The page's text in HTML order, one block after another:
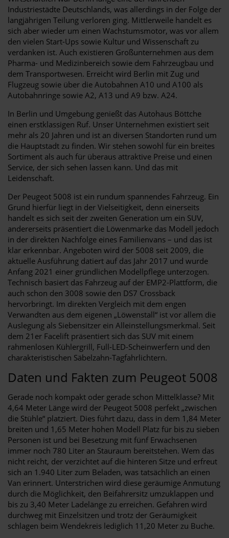
Industriestädte Deutschlands, was allerdings in der Folge der
langjährigen Teilung verloren ging. Mittlerweile handelt es
sich aber wieder um einen Wachstumsmotor, was vor allem
den vielen Start-Ups sowie Kultur und Wissenschaft zu
verdanken ist. Auch existieren Großunternehmen aus dem
Pharma- und Medizinbereich sowie dem Fahrzeugbau und
dem Transportwesen. Erreicht wird Berlin mit Zug und
Flugzeug sowie über die Autobahnen A10 und A100 als
Autobahnringe sowie A2, A13 und A9 bzw. A24.
In Berlin und Umgebung genießt das Autohaus Böttche
einen erstklassigen Ruf. Unser Unternehmen existiert seit
mehr als 20 Jahren und ist an diversen Standorten rund um
die Hauptstadt zu finden. Wir stehen sowohl für ein breites
Sortiment als auch für überaus attraktive Preise und einen
Service, der sich sehen lassen kann. Und das mit
Leidenschaft.
Der Peugeot 5008 ist ein rundum spannendes Fahrzeug. Ein
Grund hierfür liegt in der Vielseitigkeit, denn einerseits
handelt es sich seit der zweiten Generation um ein SUV,
andererseits präsentiert die Löwenmarke das Modell jedoch
in der direkten Nachfolge eines Familienvans – und das ist
klar erkennbar. Angeboten wird der 5008 seit 2009, die
aktuelle Ausführung datiert auf das Jahr 2017 und wurde
Anfang 2021 einer gründlichen Modellpflege unterzogen.
Technisch basiert das Fahrzeug auf der EMP2-Plattform, die
auch schon den 3008 sowie den DS7 Crossback
hervorbringt. Im direkten Vergleich mit dem engen
Verwandten aus dem eigenen „Löwenstall“ ist vor allem die
Auslegung als Siebensitzer ein Alleinstellungsmerkmal. Seit
dem 21er Facelift präsentiert sich das SUV mit einem
rahmenlosen Kühlergrill, Full-LED-Scheinwerfern und den
charakteristischen Säbelzahn-Tagfahrlichtern.
Daten und Fakten zum Peugeot 5008
Gerade noch kompakt oder gerade schon Mittelklasse? Mit
4,64 Meter Länge wird der Peugeot 5008 perfekt „zwischen
die Stühle“ platziert. Dies führt dazu, dass in dem 1,84 Meter
breiten und 1,65 Meter hohen Modell Platz für bis zu sieben
Personen ist und bei Besetzung mit fünf Erwachsenen
immer noch 780 Liter an Stauraum bereitstehen. Wem das
nicht reicht, der verzichtet auf die hinteren Sitze und erfreut
sich an 1.940 Liter zum Beladen, was tatsächlich an einen
Van erinnert. Unterstrichen wird diese geräumige Anmutung
durch die Möglichkeit, den Beifahrersitz umzuklappen und
bis zu 3,40 Meter Ladelänge zu erreichen. Gefahren wird
durchweg mit Einzelsitzen und trotz der Geräumigkeit
schlagen beim Wendekreis lediglich 11,20 Meter zu Buche.